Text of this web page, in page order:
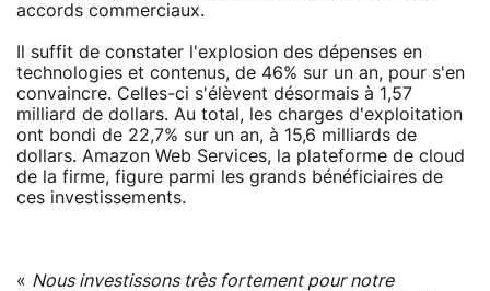
accords commerciaux.
Il suffit de constater l'explosion des dépenses en
technologies et contenus, de 46% sur un an, pour s'en
convaincre. Celles-ci s'élèvent désormais à 1,57
milliard de dollars. Au total, les charges d'exploitation
ont bondi de 22,7% sur un an, à 15,6 milliards de
dollars. Amazon Web Services, la plateforme de cloud
de la firme, figure parmi les grands bénéficiaires de
ces investissements.
« Nous investissons très fortement pour notre